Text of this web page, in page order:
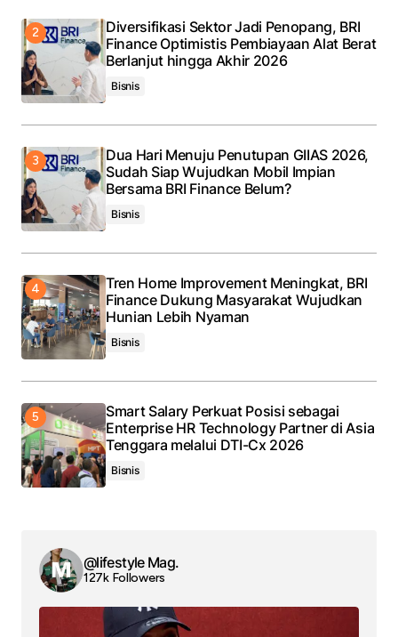
Diversifikasi Sektor Jadi Penopang, BRI
Finance Optimistis Pembiayaan Alat Berat
Berlanjut hingga Akhir 2026
Bisnis
Dua Hari Menuju Penutupan GIIAS 2026,
Sudah Siap Wujudkan Mobil Impian
Bersama BRI Finance Belum?
Bisnis
Tren Home Improvement Meningkat, BRI
Finance Dukung Masyarakat Wujudkan
Hunian Lebih Nyaman
Bisnis
Smart Salary Perkuat Posisi sebagai
Enterprise HR Technology Partner di Asia
Tenggara melalui DTI-Cx 2026
Bisnis
@lifestyle Mag.
127k Followers